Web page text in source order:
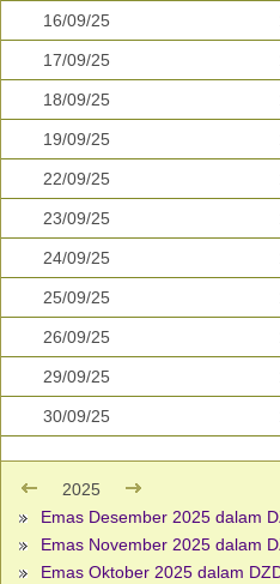
16/09/25
17/09/25
18/09/25
19/09/25
22/09/25
23/09/25
24/09/25
25/09/25
26/09/25
29/09/25
30/09/25
2025
Emas Desember 2025 dalam
Emas November 2025 dalam
Emas Oktober 2025 dalam